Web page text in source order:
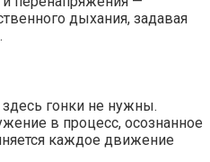
дыхания, задавая
гонки не нужны.
в процесс, осознанное
каждое движение